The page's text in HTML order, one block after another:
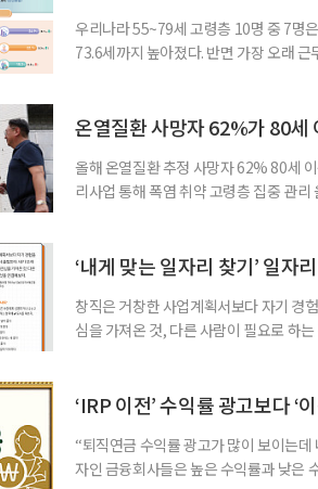
우리나라 55~79세 고령층 10명 중 7명
73.6세까지 높아졌다. 반면 가장 오래
7000명으로, 1년 전보다 57만 명 증가했
온열질환 사망자 62%가 80세
올해 온열질환 추정 사망자 62% 80세
리사업 통해 폭염 취약 고령층 집중 관
고령층은 825명(33.8%), 80세 이상은
‘내게 맞는 일자리 찾기’ 일자
창직은 거창한 사업계획서보다 자기 경
심을 가져온 것, 다른 사람이 필요로 하
2._______________
‘IRP 이전’ 수익률 광고보다 ‘
“퇴직연금 수익률 광고가 많이 보이는
자인 금융회사들은 높은 수익률과 낮은